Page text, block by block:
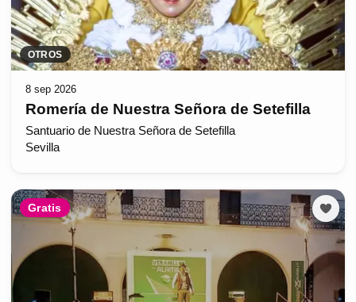
OTROS
8 sep 2026
Romería de Nuestra Señora de Setefilla
Santuario de Nuestra Señora de Setefilla
Sevilla
Gratis